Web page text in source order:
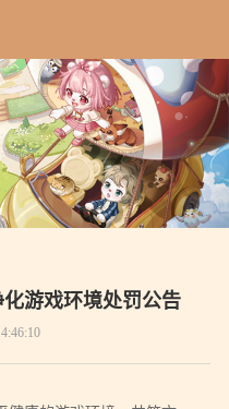
化游戏环境处罚公告